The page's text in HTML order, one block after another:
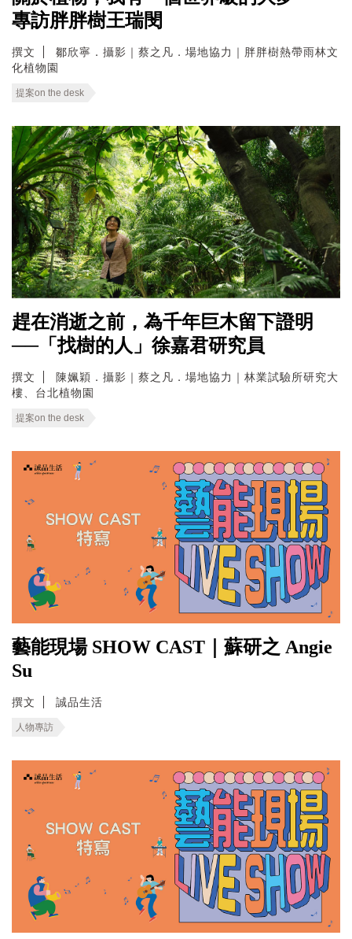
專訪胖胖樹王瑞閔
撰文
鄒欣寧．攝影｜蔡之凡．場地協力｜胖胖樹熱帶雨林文
化植物園
提案on the desk
趕在消逝之前，為千年巨木留下證明
──「找樹的人」徐嘉君研究員
撰文
陳姵穎．攝影｜蔡之凡．場地協力｜林業試驗所研究大
樓、台北植物園
提案on the desk
藝能現場 SHOW CAST｜蘇研之 Angie
Su
撰文 誠品生活
人物專訪